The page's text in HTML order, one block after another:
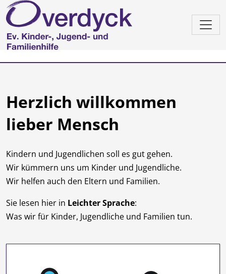
Herzlich willkommen
lieber Mensch
Kindern und Jugendlichen soll es gut gehen.
Wir kümmern uns um Kinder und Jugendliche.
Wir helfen auch den Eltern und Familien.
Sie lesen hier in Leichter Sprache:
Was wir für Kinder, Jugendliche und Familien tun.